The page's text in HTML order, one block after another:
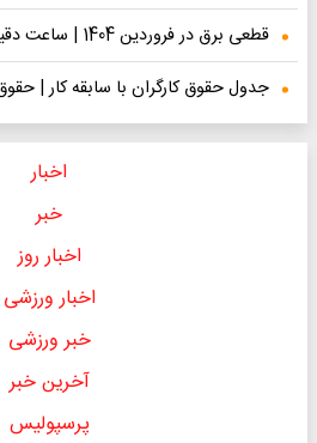
قطعی برق در فروردین 1404 | ساعت دقیق اعلام شد
جدول حقوق کارگران با سابقه کار | حقوق
اخبار
خبر
اخبار روز
اخبار ورزشی
خبر ورزشی
آخرین خبر
پرسپولیس